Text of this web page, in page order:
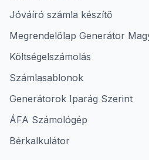
Jóváíró számla készítő
Megrendelőlap Generátor
Költségelszámolás
Számlasablonok
Generátorok Iparág Szerint
ÁFA Számológép
Bérkalkulátor